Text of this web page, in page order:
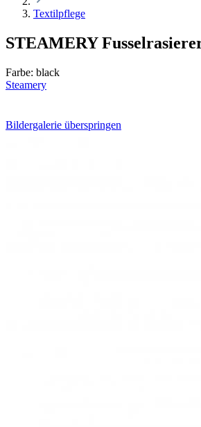
Textilpflege
STEAMERY
Farbe: black
Steamery
Bildergalerie überspringen